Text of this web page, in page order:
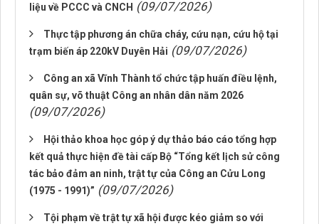
liệu về PCCC và CNCH (09/07/2026)
Thực tập phương án chữa cháy, cứu nạn, cứu hộ tại
trạm biến áp 220kV Duyên Hải (09/07/2026)
Công an xã Vĩnh Thành tổ chức tập huấn điều lệnh,
quân sự, võ thuật Công an nhân dân năm 2026
(09/07/2026)
Hội thảo khoa học góp ý dự thảo báo cáo tổng hợp
kết quả thực hiện đề tài cấp Bộ “Tổng kết lịch sử công
tác bảo đảm an ninh, trật tự của Công an Cửu Long
(1975 - 1991)” (09/07/2026)
Tội phạm về trật tự xã hội được kéo giảm so với